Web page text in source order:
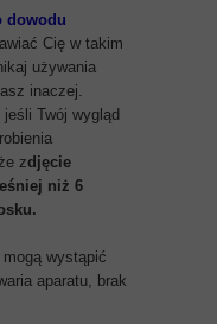
dowodu
Cię w takim
używania
inaczej.
Twój wygląd
zdjęcie
niż 6
wystąpić
aparatu, brak